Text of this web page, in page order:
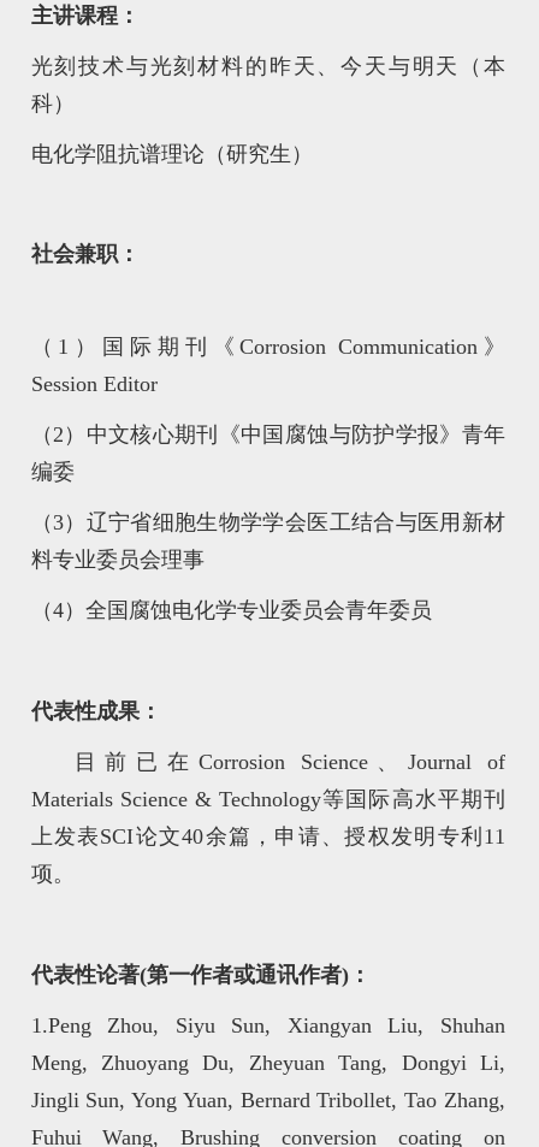
主讲课程：
光刻技术与光刻材料的昨天、今天与明天（本
科）
电化学阻抗谱理论（研究生）
社会兼职：
（1）国际期刊《Corrosion Communication》
Session Editor
（2）中文核心期刊《中国腐蚀与防护学报》青年
编委
（3）辽宁省细胞生物学学会医工结合与医用新材
料专业委员会理事
（4）全国腐蚀电化学专业委员会青年委员
代表性成果：
目前已在Corrosion Science、Journal of
Materials Science & Technology等国际高水平期刊
上发表SCI论文40余篇，申请、授权发明专利11
项。
代表性论著(第一作者或通讯作者)：
1.Peng Zhou, Siyu Sun, Xiangyan Liu, Shuhan
Meng, Zhuoyang Du, Zheyuan Tang, Dongyi Li,
Jingli Sun, Yong Yuan, Bernard Tribollet, Tao Zhang,
Fuhui Wang, Brushing conversion coating on